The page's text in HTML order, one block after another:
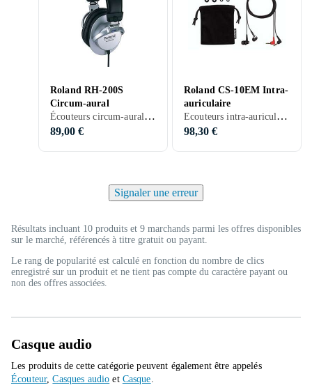
Roland RH-200S
Circum-aural
Écouteurs circum-aural, Câble détachable, Pliable, Noir, Argent, Gris
89,00 €
Roland CS-10EM Intra-
auriculaire
Ecouteurs intra-auriculaires, Noir
98,30 €
Signaler une erreur
Résultats incluant 10 produits et 9 marchands parmi les offres disponibles
sur le marché, référencés à titre gratuit ou payant.
Le rang de popularité est calculé en fonction du nombre de clics
enregistré sur un produit et ne tient pas compte du caractère payant ou
non des offres associées.
Casque audio
Les produits de cette catégorie peuvent également être appelés
Écouteur,Casques audio et Casque.